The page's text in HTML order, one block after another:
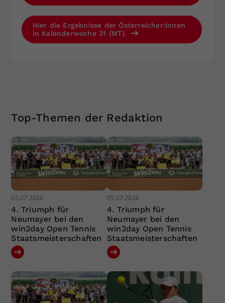
Hier die Ergebnisse der Österreicher:innen
in Kalenderwoche 31 (MT).
Top-Themen der Redaktion
05.07.2026
4. Triumph für
Neumayer bei den
win2day Open Tennis
Staatsmeisterschaften
05.07.2026
4. Triumph für
Neumayer bei den
win2day Open Tennis
Staatsmeisterschaften